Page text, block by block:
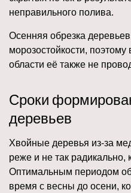
неправильного полива.
Осенняя обрезка
морозостойкости,
области её также не
Сроки
деревьев
Хвойные деревья из-за
реже и не так радикально,
Оптимальным периодом
время с весны до осени,